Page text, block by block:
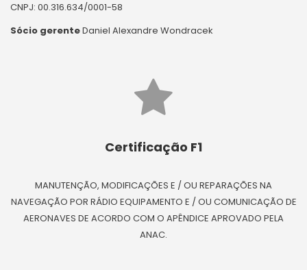
CNPJ: 00.316.634/0001-58
Sócio gerenteDaniel Alexandre Wondracek
Certificação F1
MANUTENÇÃO, MODIFICAÇÕES E / OU REPARAÇÕES NA
NAVEGAÇÃO POR RÁDIO EQUIPAMENTO E / OU COMUNICAÇÃO DE
AERONAVES DE ACORDO COM O APÊNDICE APROVADO PELA
ANAC.